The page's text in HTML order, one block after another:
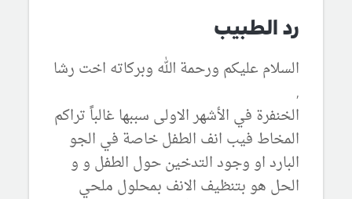
رد الطبيب
السلام عليكم ورحمة الله وبركاته اخت رشا
,
الخنفرة في الأشهر الاولى سببها غالباً تراكم
المخاط فيب انف الطفل خاصة في الجو
البارد او وجود التدخين حول الطفل و و
الحل هو بتنظيف الانف بمحلول ملحي